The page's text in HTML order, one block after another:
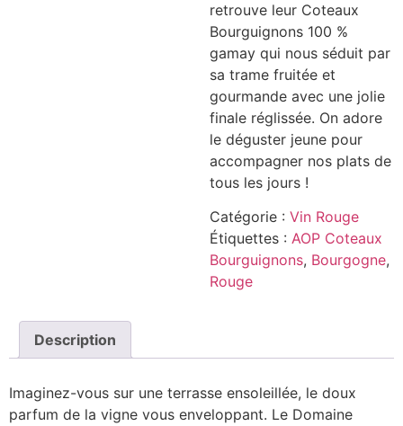
retrouve leur Coteaux
Bourguignons 100 %
gamay qui nous séduit par
sa trame fruitée et
gourmande avec une jolie
finale réglissée. On adore
le déguster jeune pour
accompagner nos plats de
tous les jours !
Catégorie : Vin Rouge
Étiquettes : AOP Coteaux
Bourguignons, Bourgogne,
Rouge
Description
Imaginez-vous sur une terrasse ensoleillée, le doux
parfum de la vigne vous enveloppant. Le Domaine